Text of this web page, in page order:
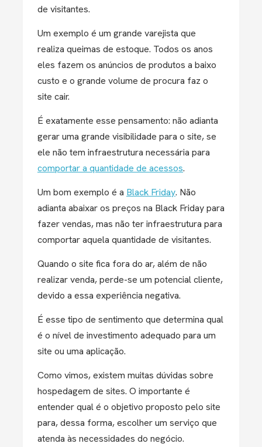
de visitantes.
Um exemplo é um grande varejista que
realiza queimas de estoque. Todos os anos
eles fazem os anúncios de produtos a baixo
custo e o grande volume de procura faz o
site cair.
É exatamente esse pensamento: não adianta
gerar uma grande visibilidade para o site, se
ele não tem infraestrutura necessária para
comportar a quantidade de acessos.
Um bom exemplo é a Black Friday. Não
adianta abaixar os preços na Black Friday para
fazer vendas, mas não ter infraestrutura para
comportar aquela quantidade de visitantes.
Quando o site fica fora do ar, além de não
realizar venda, perde-se um potencial cliente,
devido a essa experiência negativa.
É esse tipo de sentimento que determina qual
é o nível de investimento adequado para um
site ou uma aplicação.
Como vimos, existem muitas dúvidas sobre
hospedagem de sites. O importante é
entender qual é o objetivo proposto pelo site
para, dessa forma, escolher um serviço que
atenda às necessidades do negócio.